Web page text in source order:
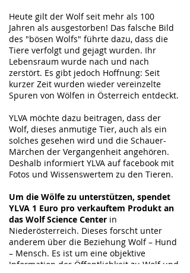
Heute gilt der Wolf seit mehr als 100
Jahren als ausgestorben! Das falsche Bild
des "bösen Wolfs" führte dazu, dass die
Tiere verfolgt und gejagt wurden. Ihr
Lebensraum wurde nach und nach
zerstört. Es gibt jedoch Hoffnung: Seit
kurzer Zeit wurden wieder vereinzelte
Spuren von Wölfen in Österreich entdeckt.
YLVA möchte dazu beitragen, dass der
Wolf, dieses anmutige Tier, auch als ein
solches gesehen wird und die Schauer-
Märchen der Vergangenheit angehören.
Deshalb informiert YLVA auf facebook mit
Fotos und Wissenswertem zu den Tieren.
Um die Wölfe zu unterstützen, spendet
YLVA 1 Euro pro verkauftem Produkt an
das Wolf Science Center in
Niederösterreich. Dieses forscht unter
anderem über die Beziehung Wolf – Hund
– Mensch. Es ist um eine objektive
Information der Öffentlichkeit zu Wolf und